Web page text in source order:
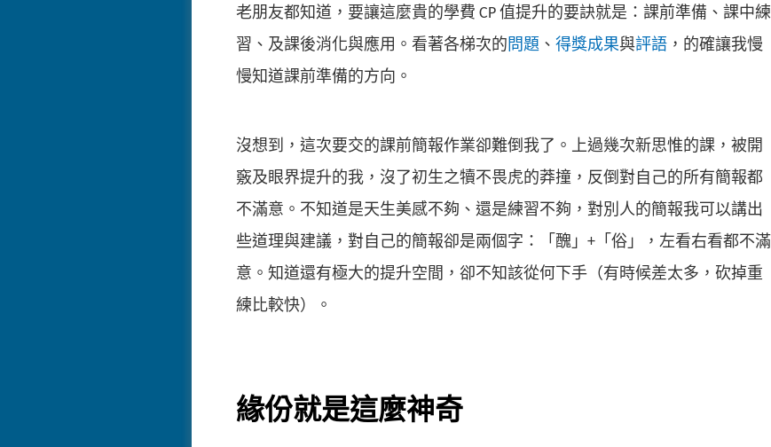
老朋友都知道，要讓這麼貴的學費 CP 值提升的要訣就是：課前準備、課中練
習、及課後消化與應用。看著各梯次的 問題 、 得獎成果與評語 ，的確讓我慢
慢知道課前準備的方向。
沒想到，這次要交的課前簡報作業卻難倒我了。上過幾次新思惟的課，被開
竅及眼界提升的我，沒了初生之犢不畏虎的莽撞，反倒對自己的所有簡報都
不滿意。不知道是天生美感不夠、還是練習不夠，對別人的簡報我可以講出
些道理與建議，對自己的簡報卻是兩個字：「醜」+「俗」，左看右看都不滿
意。知道還有極大的提升空間，卻不知該從何下手（有時候差太多，砍掉重
練比較快）。
緣份就是這麼神奇